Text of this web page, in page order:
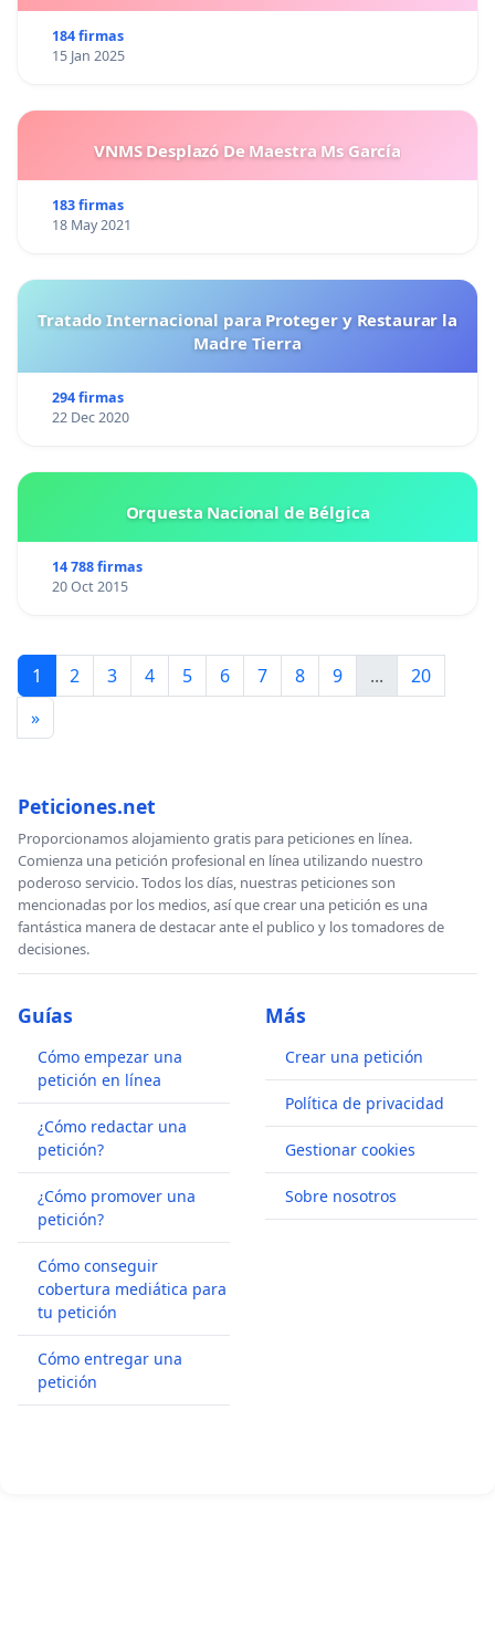
184 firmas
15 Jan 2025
VNMS Desplazó De Maestra Ms García
183 firmas
18 May 2021
Tratado Internacional para Proteger y Restaurar la
Madre Tierra
294 firmas
22 Dec 2020
Orquesta Nacional de Bélgica
14 788 firmas
20 Oct 2015
1 2 3 4 5 6 7 8 9 ...
20
»
Peticiones.net
Proporcionamos alojamiento gratis para peticiones en línea.
Comienza una petición profesional en línea utilizando nuestro
poderoso servicio. Todos los días, nuestras peticiones son
mencionadas por los medios, así que crear una petición es una
fantástica manera de destacar ante el publico y los tomadores de
decisiones.
Guías
Cómo empezar una
petición en línea
¿Cómo redactar una
petición?
¿Cómo promover una
petición?
Cómo conseguir
cobertura mediática para
tu petición
Cómo entregar una
petición
Más
Crear una petición
Política de privacidad
Gestionar cookies
Sobre nosotros